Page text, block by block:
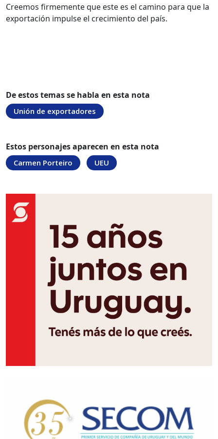
Creemos firmemente que este es el camino para que la
exportación impulse el crecimiento del país.
De estos temas se habla en esta nota
Unión de exportadores
Estos personajes aparecen en esta nota
Carmen Porteiro UEU